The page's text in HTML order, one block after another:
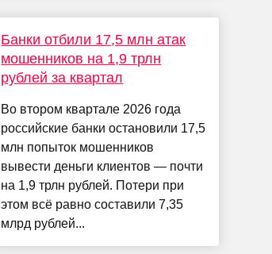
Банки отбили 17,5 млн атак
мошенников на 1,9 трлн
рублей за квартал
Во втором квартале 2026 года
российские банки остановили 17,5
млн попыток мошенников
вывести деньги клиентов — почти
на 1,9 трлн рублей. Потери при
этом всё равно составили 7,35
млрд рублей...